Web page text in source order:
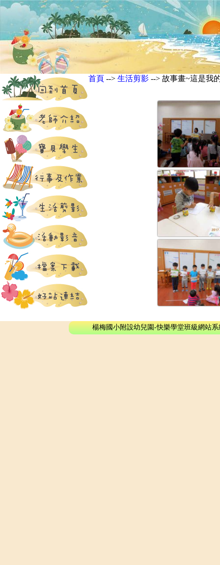
首頁 --> 生活剪影 --> 故事畫~這是我
楊梅國小附設幼兒園-快樂學堂班級網站